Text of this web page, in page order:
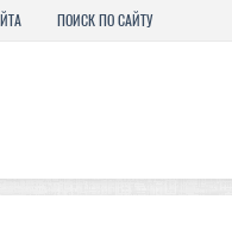
ПОИСК ПО САЙТУ